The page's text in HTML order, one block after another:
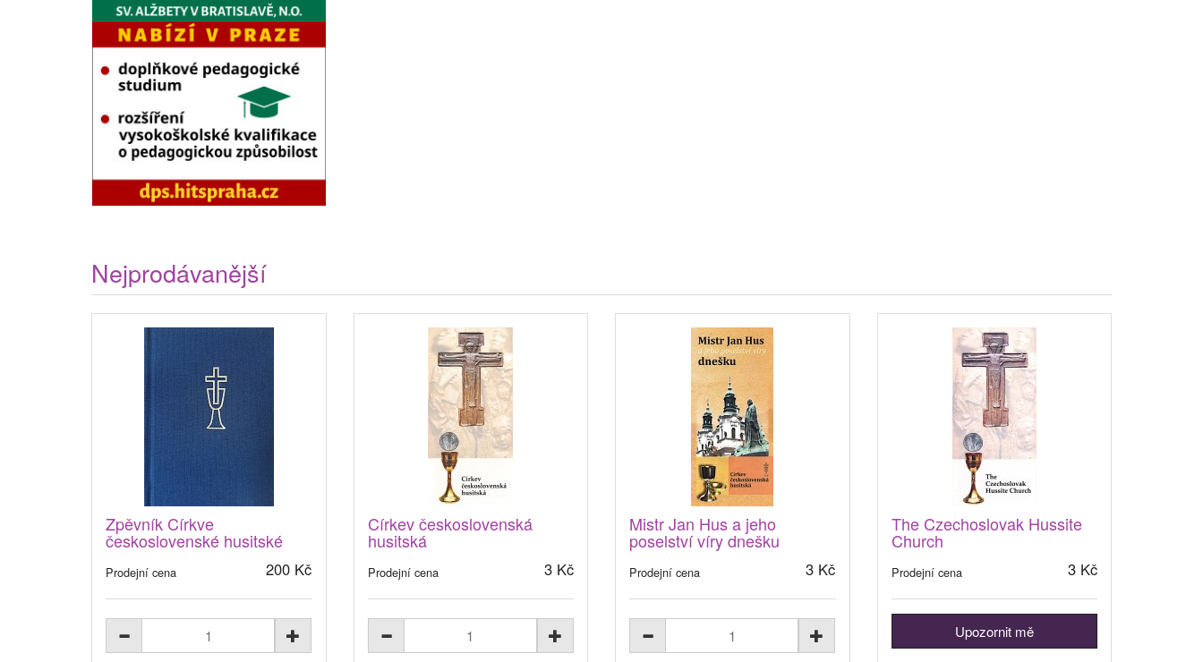
Nejprodávanější
Zpěvník Církve
československé husitské
Prodejní cena 200 Kč
Církev československá
husitská
Prodejní cena 3 Kč
Mistr Jan Hus a jeho
poselství víry dnešku
Prodejní cena 3 Kč
The Czechoslovak Hussite
Church
Prodejní cena 3 Kč
Upozornit mě